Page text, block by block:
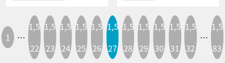
1 …
1,5
22
1,5
23
1,5
24
1,5
25
1,5
26
1,5
27
1,5
28
1,5
29
1,5
30
1,5
31
1,5
32
…
1,5
83